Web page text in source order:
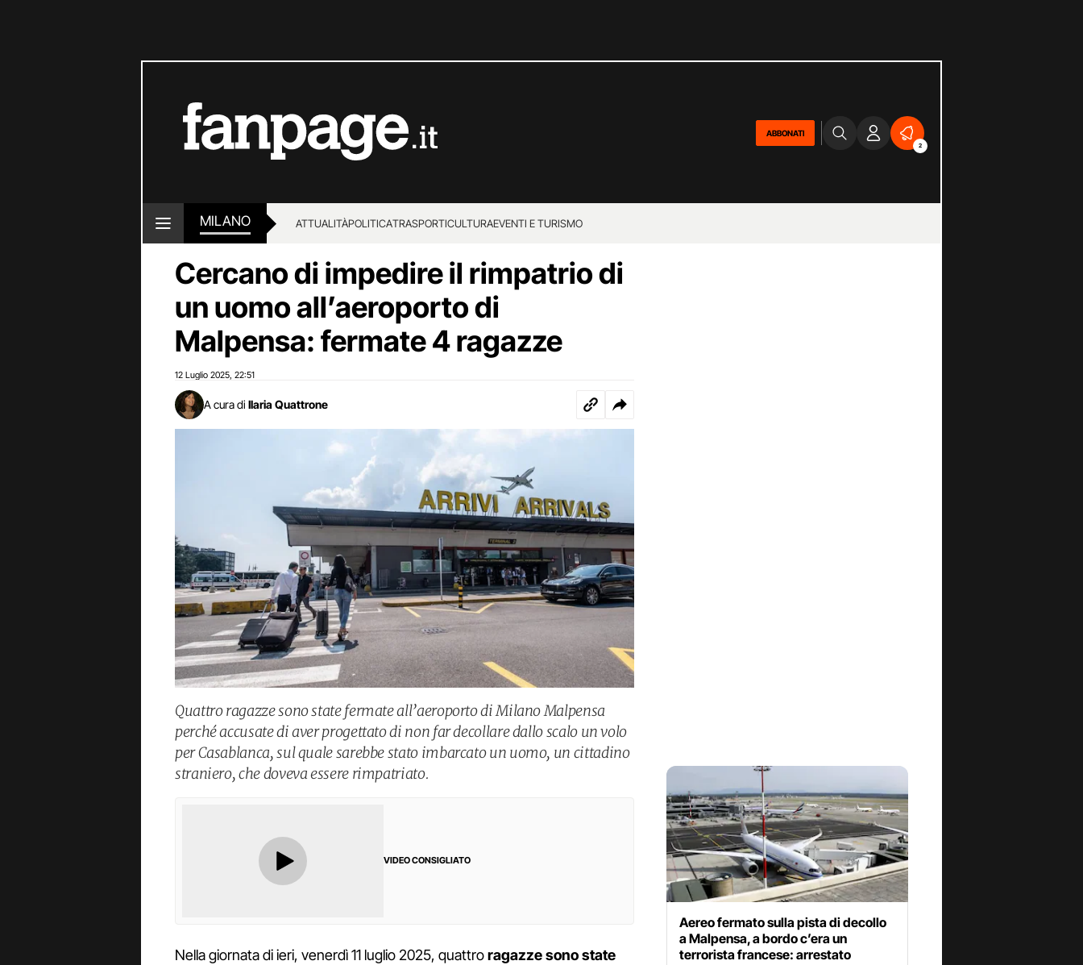
ABBONATI
2
MILANO ATTUALITÀPOLITICATRASPORTICULTURAEVENTI E TURISMO
Cercano di impedire il rimpatrio di
un uomo all’aeroporto di
Malpensa: fermate 4 ragazze
12 Luglio 2025 22:51
A cura di Ilaria Quattrone
Quattro ragazze sono state fermate all’aeroporto di Milano Malpensa
perché accusate di aver progettato di non far decollare dallo scalo un volo
per Casablanca, sul quale sarebbe stato imbarcato un uomo, un cittadino
straniero, che doveva essere rimpatriato.
VIDEO CONSIGLIATO
Nella giornata di ieri, venerdì 11 luglio 2025, quattroragazze sono state
Aereo fermato sulla pista di decollo
a Malpensa, a bordo c’era un
terrorista francese: arrestato